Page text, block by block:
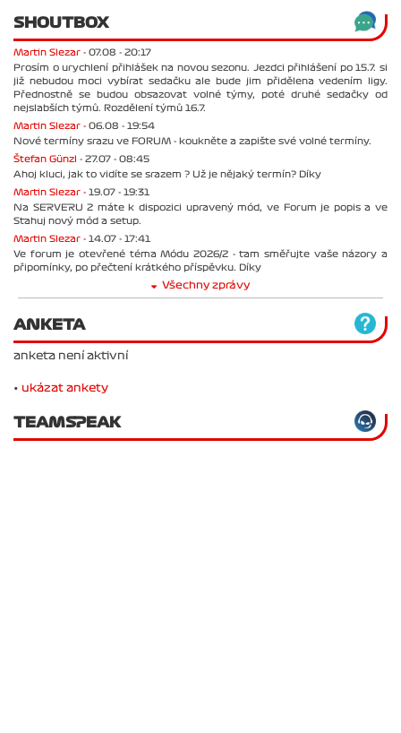
SHOUTBOX
Martin Slezar - 07.08 - 20:17
Prosím o urychlení přihlášek na novou sezonu. Jezdci přihlášení po 15.7. si
již nebudou moci vybírat sedačku ale bude jim přidělena vedením ligy.
Přednostně se budou obsazovat volné týmy, poté druhé sedačky od
nejslabších týmů. Rozdělení týmů 16.7.
Martin Slezar - 06.08 - 19:54
Nové termíny srazu ve FORUM - koukněte a zapište své volné termíny.
Štefan Günzl - 27.07 - 08:45
Ahoj kluci, jak to vidíte se srazem ? Už je nějaký termín? Díky
Martin Slezar - 19.07 - 19:31
Na SERVERU 2 máte k dispozici upravený mód, ve Forum je popis a ve
Stahuj nový mód a setup.
Martin Slezar - 14.07 - 17:41
Ve forum je otevřené téma Módu 2026/2 - tam směřujte vaše názory a
připomínky, po přečtení krátkého příspěvku. Díky
Všechny zprávy
ANKETA
anketa není aktivní
• ukázat ankety
TEAMSPEAK